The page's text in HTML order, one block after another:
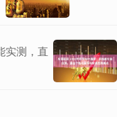
实测，直